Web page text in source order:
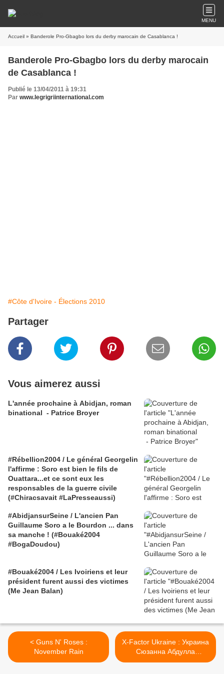
MENU
Accueil » Banderole Pro-Gbagbo lors du derby marocain de Casablanca !
Banderole Pro-Gbagbo lors du derby marocain
de Casablanca !
Publié le 13/04/2011 à 19:31
Par www.legrigriinternational.com
#Côte d'Ivoire - Élections 2010
Partager
Vous aimerez aussi
L'année prochaine à Abidjan, roman
binational - Patrice Broyer
#Rébellion2004 / Le général Georgelin
l'affirme : Soro est bien le fils de
Ouattara...et ce sont eux les
responsables de la guerre civile
(#Chiracsavait #LaPresseaussi)
#AbidjansurSeine / L'ancien Pan
Guillaume Soro a le Bourdon ... dans
sa manche ! (#Bouaké2004
#BogaDoudou)
#Bouaké2004 / Les Ivoiriens et leur
président furent aussi des victimes
(Me Jean Balan)
< Guns N' Roses :
November Rain
X-Factor Ukraine : Украина
Сюзанна Абдулла
2010(Abdullah Suzanne la